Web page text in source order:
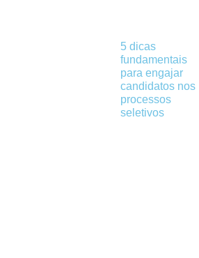
5 dicas
fundamentais
para engajar
candidatos nos
processos
seletivos